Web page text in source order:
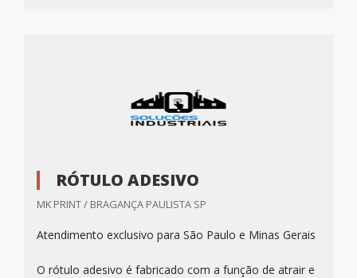
RÓTULO ADESIVO
MK PRINT / BRAGANÇA PAULISTA SP
Atendimento exclusivo para São Paulo e Minas Gerais
O rótulo adesivo é fabricado com a função de atrair e